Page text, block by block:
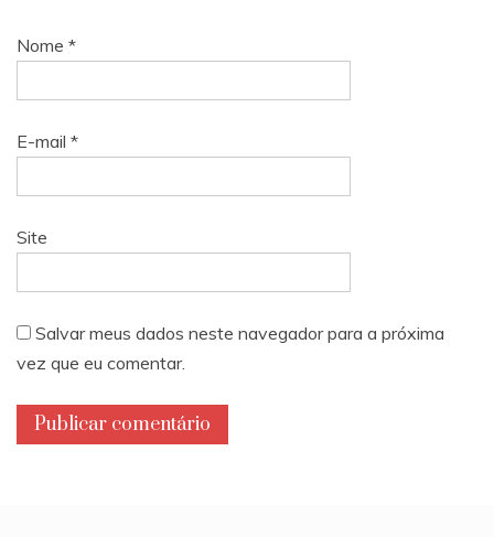
Nome *
E-mail *
Site
Salvar meus dados neste navegador para a próxima
vez que eu comentar.